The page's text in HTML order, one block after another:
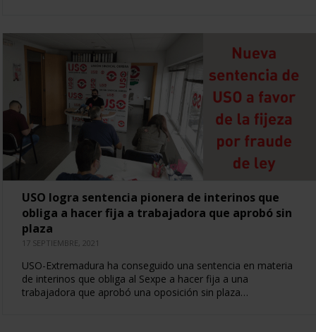
USO logra sentencia pionera de interinos que
obliga a hacer fija a trabajadora que aprobó sin
plaza
17 SEPTIEMBRE, 2021
USO-Extremadura ha conseguido una sentencia en materia
de interinos que obliga al Sexpe a hacer fija a una
trabajadora que aprobó una oposición sin plaza…